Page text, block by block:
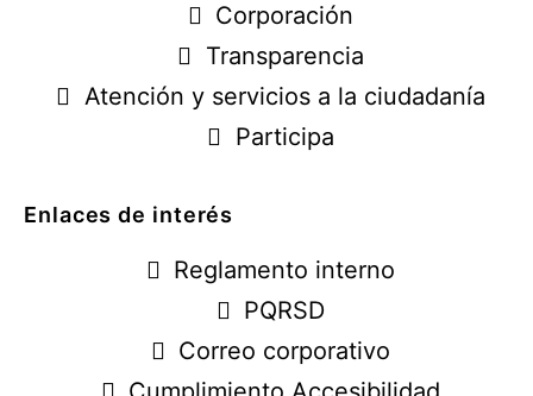
Corporación
Transparencia
Atención y servicios a la ciudadanía
Participa
Enlaces de interés
Reglamento interno
PQRSD
Correo corporativo